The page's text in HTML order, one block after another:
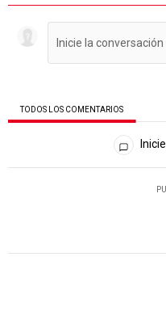
TODOS LOS COMENTARIOS
Todos los comentarios